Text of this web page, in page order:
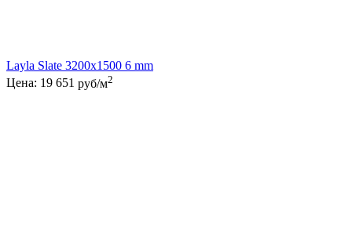
Layla Slate 3200x1500 6 mm
Цена: 19 651 руб/м2